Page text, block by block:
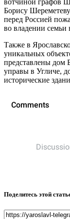
вотчиной графов
Борису
перед Россией
во владении семьи
Также в
уникальных
представлены дом
управы в Угличе,
исторические
Поделитесь этой